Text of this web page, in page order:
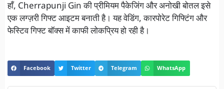
हाँ, Cherrapunji Gin की प्रीमियम पैकेजिंग और अनोखी बोतल इसे
एक लग्ज़री गिफ्ट आइटम बनाती है। यह वेडिंग, कारपोरेट गिफ्टिंग और
फेस्टिव गिफ्ट बॉक्स में काफी लोकप्रिय हो रही है।
Facebook Twitter Telegram WhatsApp